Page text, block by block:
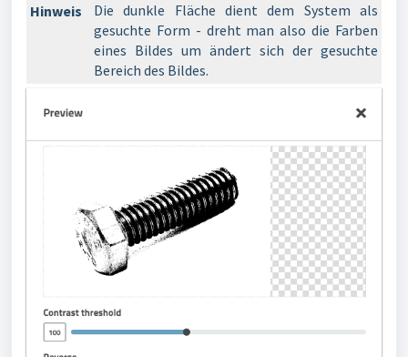
Hinweis
Die dunkle Fläche dient dem System als
gesuchte Form - dreht man also die Farben
eines Bildes um ändert sich der gesuchte
Bereich des Bildes.